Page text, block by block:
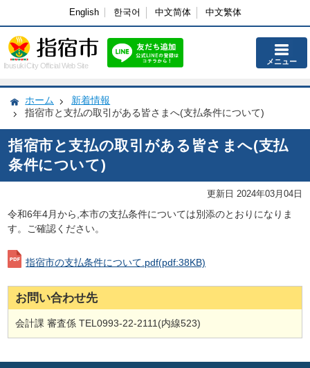
English 한국어 中文简体 中文繁体
Ibusuki City Official Web Site メニュー
ホーム
新着情報
指宿市と支払の取引がある皆さまへ(支払条件について)
指宿市と支払の取引がある皆さまへ(支払
条件について)
更新日 2024年03月04日
令和6年4月から,本市の支払条件については別添のとおりになりま
す。ご確認ください。
指宿市の支払条件について.pdf(pdf:38KB)
お問い合わせ先
会計課 審査係 TEL0993-22-2111(内線523)